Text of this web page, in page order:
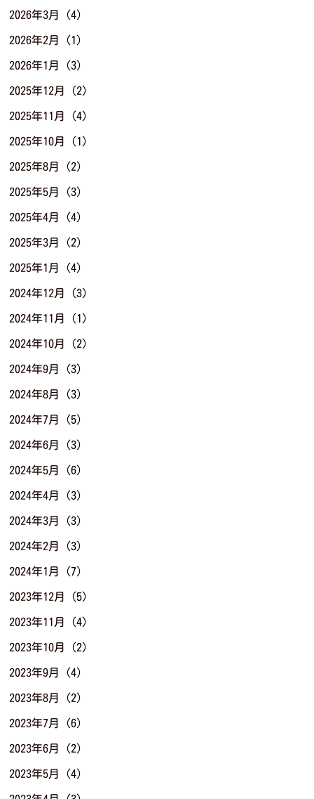
2026年3月 (4)
2026年2月 (1)
2026年1月 (3)
2025年12月 (2)
2025年11月 (4)
2025年10月 (1)
2025年8月 (2)
2025年5月 (3)
2025年4月 (4)
2025年3月 (2)
2025年1月 (4)
2024年12月 (3)
2024年11月 (1)
2024年10月 (2)
2024年9月 (3)
2024年8月 (3)
2024年7月 (5)
2024年6月 (3)
2024年5月 (6)
2024年4月 (3)
2024年3月 (3)
2024年2月 (3)
2024年1月 (7)
2023年12月 (5)
2023年11月 (4)
2023年10月 (2)
2023年9月 (4)
2023年8月 (2)
2023年7月 (6)
2023年6月 (2)
2023年5月 (4)